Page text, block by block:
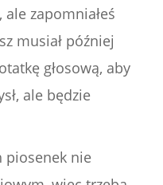
ale zapomniałeś
musiał później
głosową, aby
ale będzie
piosenek nie